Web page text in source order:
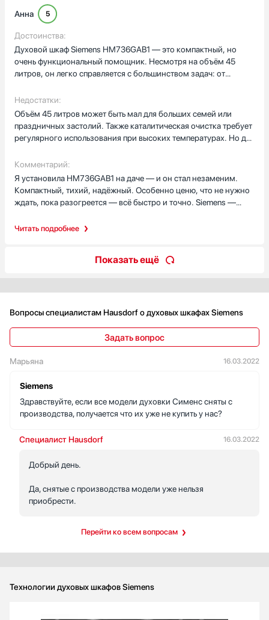
удобно, когда рядом малыш. Управление понятное, таймер
работает как надо. Я доволен покупкой. В будние дни духовка
приготовить ужин без ожидания, а функция размораживания
помогла выручить, когда забыл разморозить мясо заранее.
Нравится, что все режимы работают предсказуемо — я могу
спокойно экспериментировать с рецептами и не бояться
быстрее, а гостевые ужины — спокойнее.
Читать подробнее
Анна 5
Достоинства:
Духовой шкаф Siemens HM736GAB1 — это компактный, но
очень функциональный помощник. Несмотря на объём 45
литров, он легко справляется с большинством задач: от
HotAir — тепло распределяется равномерно даже на одном
уровне. Функция ecoClean (лёгкая очистка) с каталитическими
панелями делает уход минимальным. А сенсорное управление
и таймер с автоматическим отключением делают готовку
простой и безопасной.
Недостатки:
Объём 45 литров может быть мал для больших семей или
праздничных застолий. Также каталитическая очистка требует
регулярного использования при высоких температурах. Но для
Комментарий:
Я установила HM736GAB1 на даче — и он стал незаменим.
Компактный, тихий, надёжный. Особенно ценю, что не нужно
ждать, пока разогреется — всё быстро и точно. Siemens —
Показать ещё
Вопросы специалистам Hausdorf о духовых шкафах Siemens
Задать вопрос
Марьяна 16.03.2022
Siemens
Здравствуйте, если все модели духовки Сименс сняты с
производства, получается что их уже не купить у нас?
Специалист Hausdorf 16.03.2022
Добрый день.
Да, снятые с производства модели уже нельзя
приобрести.
Перейти ко всем вопросам
Технологии духовых шкафов Siemens